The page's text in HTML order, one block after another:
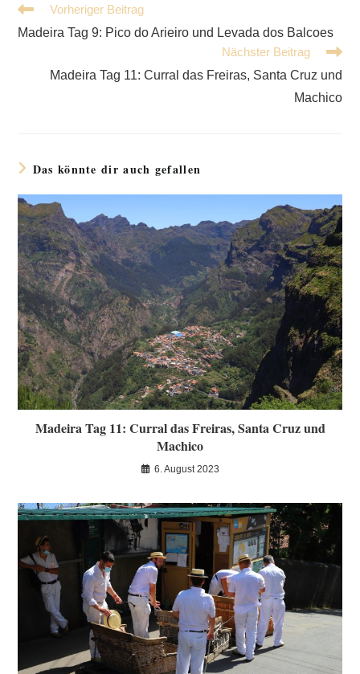
Weitere
Artikel
ansehen
Vorheriger Beitrag
Madeira Tag 9: Pico do Arieiro und Levada dos Balcoes
Nächster Beitrag
Madeira Tag 11: Curral das Freiras, Santa Cruz und
Machico
Das könnte dir auch gefallen
Madeira Tag 11: Curral das Freiras, Santa Cruz und
Machico
6. August 2023